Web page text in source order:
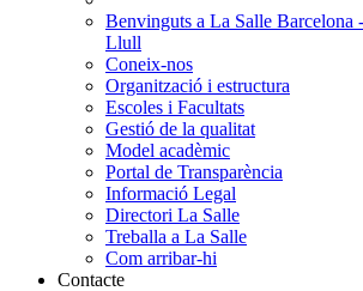
Benvinguts a La Salle Barcelona
Llull
Coneix-nos
Organització i estructura
Escoles i Facultats
Gestió de la qualitat
Model acadèmic
Portal de Transparència
Informació Legal
Directori La Salle
Treballa a La Salle
Com arribar-hi
Contacte